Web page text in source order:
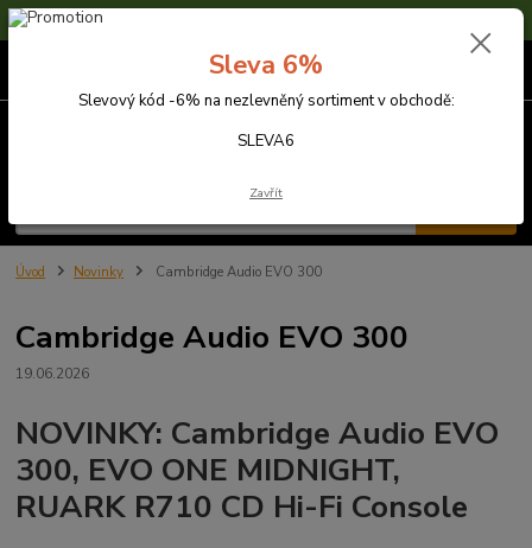
Sleva 6% na nezlevněné zboží s kódem SLEVA6
Úvod Novinky Cambridge Audio EVO 300
Cambridge Audio EVO 300
19.06.2026
NOVINKY: Cambridge Audio EVO
300, EVO ONE MIDNIGHT,
RUARK R710 CD Hi-Fi Console
Sleva 6%
Slevový kód -6% na nezlevněný sortiment v obchodě:
SLEVA6
Zavřít